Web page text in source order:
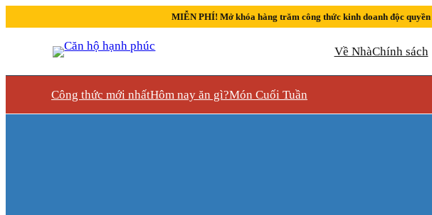
MIỄN PHÍ! Mở khóa hàng trăm công thức kinh doanh độc
Về NhàChính sách
Công thức mới nhấtHôm nay ăn gì?Món Cuối Tuần